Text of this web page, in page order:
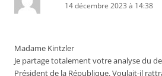
14 décembre 2023 à 14:38
Madame Kintzler
Je partage totalement votre analyse du
Président de la République. Voulait-il